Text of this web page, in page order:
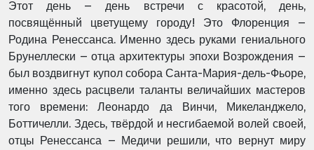
Этот день – день встречи с красотой, день,
посвящённый цветущему городу! Это Флоренция –
Родина Ренессанса. Именно здесь руками гениального
Брунеллески – отца архитектуры эпохи Возрождения –
был воздвигнут купол собора Санта-Мария-дель-Фьоре,
именно здесь расцвели таланты величайших мастеров
того времени: Леонардо да Винчи, Микеланджело,
Боттичелли. Здесь, твёрдой и несгибаемой волей своей,
отцы Ренессанса – Медичи решили, что вернут миру